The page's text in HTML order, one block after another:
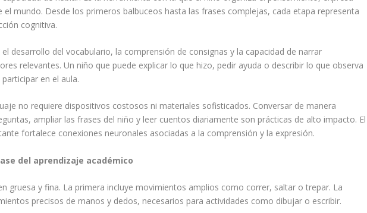
el mundo. Desde los primeros balbuceos hasta las frases complejas, cada etapa representa
cognitiva.
desarrollo del vocabulario, la comprensión de consignas y la capacidad de narrar
relevantes. Un niño que puede explicar lo que hizo, pedir ayuda o describir lo que observa
en el aula.
no requiere dispositivos costosos ni materiales sofisticados. Conversar de manera
ampliar las frases del niño y leer cuentos diariamente son prácticas de alto impacto. El
fortalece conexiones neuronales asociadas a la comprensión y la expresión.
del aprendizaje académico
gruesa y fina. La primera incluye movimientos amplios como correr, saltar o trepar. La
precisos de manos y dedos, necesarios para actividades como dibujar o escribir.